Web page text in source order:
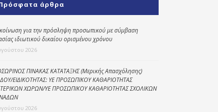
Kοινωνικό
φαρμακείο
Πρόγραμμα
“Βοήθεια στο σπίτι”
Κέντρο Ημερήσιας
Φροντίδας
άρθρα
για την πρόσληψη προσωπικού με σύμβαση
ιδιωτικού δικαίου ορισμένου χρόνου
2026
ΠΙΝΑΚΑΣ ΚΑΤΑΤΑΞΗΣ (Μερικής Απασχόλησης)
ΕΙΔΙΚΟΤΗΤΑΣ: ΥΕ ΠΡΟΣΩΠΙΚΟΥ ΚΑΘΑΡΙΟΤΗΤΑΣ
ΧΩΡΩΝ/ΥΕ ΠΡΟΣΩΠΙΚΟΥ ΚΑΘΑΡΙΟΤΗΤΑΣ ΣΧΟΛΙΚΩΝ
2026